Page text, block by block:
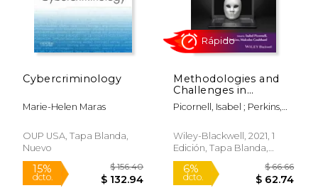
50% $ 189.45 50%
Cybercriminology
Marie-Helen Maras
OUP USA, Tapa Blanda,
Nuevo
Methodologies and
Challenges in
Forensic Linguistic
Casework (en Inglés)
Picornell, Isabel ; Perkins,
Wiley-Blackwell, 2021, 1
Edición, Tapa Blanda,
Nuevo